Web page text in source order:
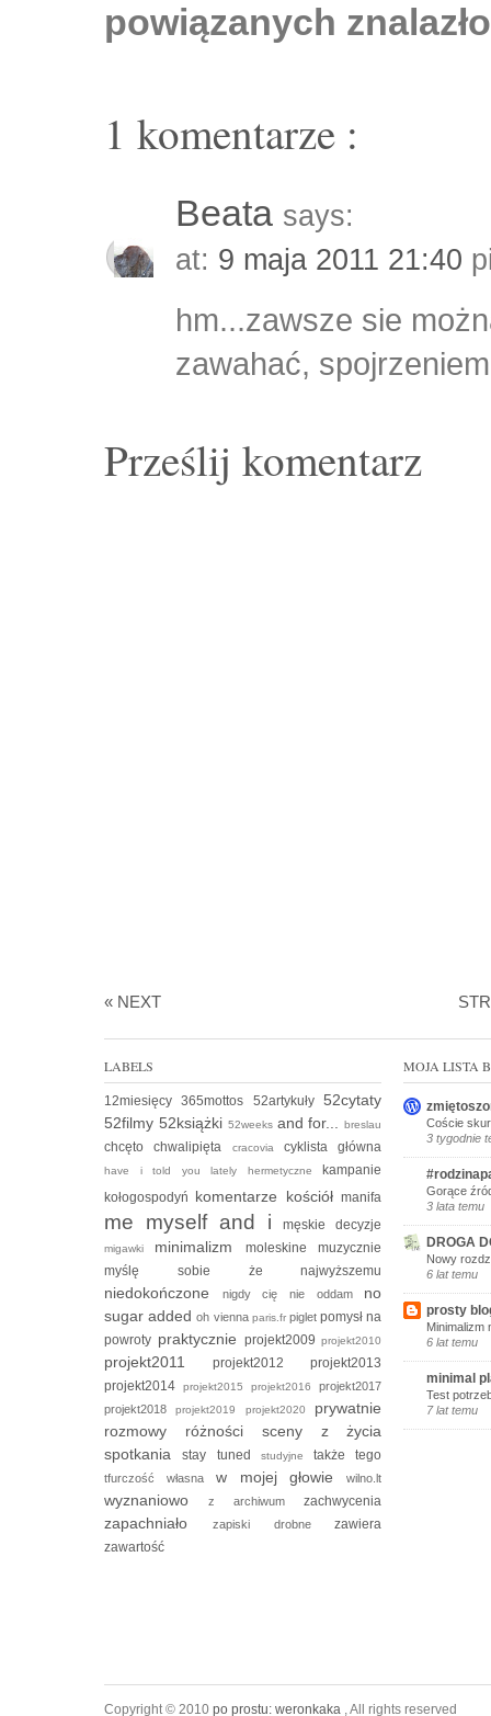
powiązanych znalazło
1 komentarze :
Beata says:
at: 9 maja 2011 21:40
hm...zawsze sie
zawahać,
Prześlij komentarz
« NEXT
LABELS
12miesięcy365mottos 52artykuły52cytaty
52filmy 52książki 52weeks and for...breslau
chcętochwalipięta cracoviacyklistagłówna
have i told you lately hermetyczne kampanie
kołogospodyń komentarze kościółmanifa
me myself and imęskie decyzje
migawki minimalizm moleskinemuzycznie
myślę sobie żenajwyższemu
niedokończone nigdy cię nie oddam no
sugar addedoh vienna paris.fr pigletpomysł na
powroty praktycznie projekt2009projekt2010
projekt2011projekt2012projekt2013
projekt2014projekt2015projekt2016projekt2017
projekt2018projekt2019 projekt2020 prywatnie
rozmowy różności sceny z życia
spotkaniastay tuned studyjnetakże tego
tfurczość własna w mojej głowiewilno.lt
wyznaniowoz archiwumzachwycenia
zapachniało zapiski drobnezawiera
zawartość
MOJA LISTA
Coście
3 tygodnie
Gorące
3 lata temu
DROGA
Nowy
6 lat temu
prosty
Minimalizm
6 lat temu
minimal
Test
7 lat temu
Copyright © 2010 po prostu: weronkaka , All rights reserved